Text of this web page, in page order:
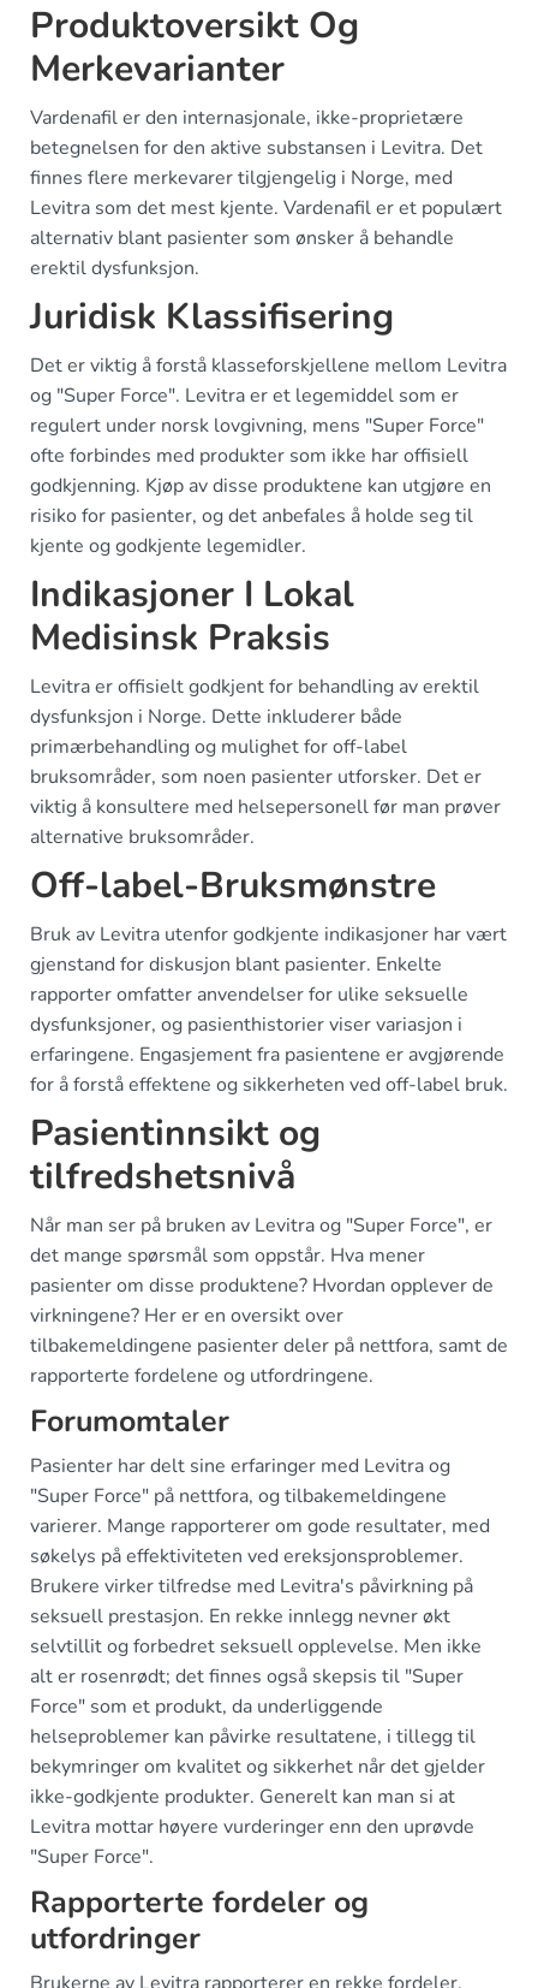
Produktoversikt Og
Merkevarianter
Vardenafil er den internasjonale, ikke-proprietære
betegnelsen for den aktive substansen i Levitra. Det
finnes flere merkevarer tilgjengelig i Norge, med
Levitra som det mest kjente. Vardenafil er et populært
alternativ blant pasienter som ønsker å behandle
erektil dysfunksjon.
Juridisk Klassifisering
Det er viktig å forstå klasseforskjellene mellom Levitra
og "Super Force". Levitra er et legemiddel som er
regulert under norsk lovgivning, mens "Super Force"
ofte forbindes med produkter som ikke har offisiell
godkjenning. Kjøp av disse produktene kan utgjøre en
risiko for pasienter, og det anbefales å holde seg til
kjente og godkjente legemidler.
Indikasjoner I Lokal
Medisinsk Praksis
Levitra er offisielt godkjent for behandling av erektil
dysfunksjon i Norge. Dette inkluderer både
primærbehandling og mulighet for off-label
bruksområder, som noen pasienter utforsker. Det er
viktig å konsultere med helsepersonell før man prøver
alternative bruksområder.
Off-label-Bruksmønstre
Bruk av Levitra utenfor godkjente indikasjoner har vært
gjenstand for diskusjon blant pasienter. Enkelte
rapporter omfatter anvendelser for ulike seksuelle
dysfunksjoner, og pasienthistorier viser variasjon i
erfaringene. Engasjement fra pasientene er avgjørende
for å forstå effektene og sikkerheten ved off-label bruk.
Pasientinnsikt og
tilfredshetsnivå
Når man ser på bruken av Levitra og "Super Force", er
det mange spørsmål som oppstår. Hva mener
pasienter om disse produktene? Hvordan opplever de
virkningene? Her er en oversikt over
tilbakemeldingene pasienter deler på nettfora, samt de
rapporterte fordelene og utfordringene.
Forumomtaler
Pasienter har delt sine erfaringer med Levitra og
"Super Force" på nettfora, og tilbakemeldingene
varierer. Mange rapporterer om gode resultater, med
søkelys på effektiviteten ved ereksjonsproblemer.
Brukere virker tilfredse med Levitra's påvirkning på
seksuell prestasjon. En rekke innlegg nevner økt
selvtillit og forbedret seksuell opplevelse. Men ikke
alt er rosenrødt; det finnes også skepsis til "Super
Force" som et produkt, da underliggende
helseproblemer kan påvirke resultatene, i tillegg til
bekymringer om kvalitet og sikkerhet når det gjelder
ikke-godkjente produkter. Generelt kan man si at
Levitra mottar høyere vurderinger enn den uprøvde
"Super Force".
Rapporterte fordeler og
utfordringer